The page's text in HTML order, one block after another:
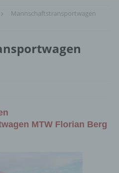
Mannschaftstransportwagen
MTW Florian Berg